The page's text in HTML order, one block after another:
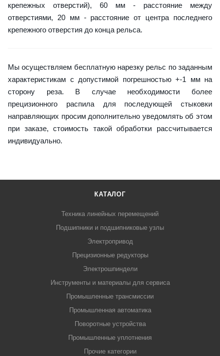
крепежных отверстий), 60 мм - расстояние между
отверстиями, 20 мм - расстояние от центра последнего
крепежного отверстия до конца рельса.
Мы осуществляем бесплатную нарезку рельс по заданным
характеристикам с допустимой погрешностью +-1 мм на
сторону реза. В случае необходимости более
прецизионного распила для последующей стыковки
направляющих просим дополнительно уведомлять об этом
при заказе, стоимость такой обработки рассчитывается
индивидуально.
КАТАЛОГ
Техника линейных перемещений
Подшипники и подшипниковые узлы
Электропривод
Прецизионные редукторы
Электрошпиндели
Инструменты и материалы для сервиса
Промышленные трансмиссии
Промышленная автоматика
Поворотные устройства
Промышленные уплотнения
Прочие категории